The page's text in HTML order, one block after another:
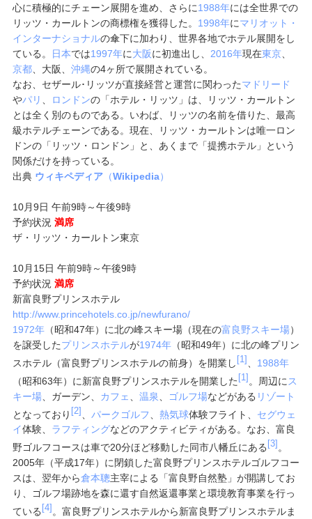
心に積極的にチェーン展開を進め、さらに1988年には全世界での
リッツ・カールトンの商標権を獲得した。 1998年にマリオット・
インターナショナルの傘下に加わり、世界各地でホテル展開をし
ている。
日本では1997年に大阪に初進出し、 2016年現在東京、
京都、大阪、 沖縄の4ヶ所で展開されている。
なお、セザール･リッツが直接経営と運営に関わったマドリード
やパリ 、 ロンドンの「ホテル・リッツ」は、リッツ・カールトン
とは全く別のものである。いわば、リッツの名前を借りた、最高
級ホテルチェーンである。現在、リッツ・カールトンは唯一ロン
ドンの「リッツ・ロンドン」と、あくまで「提携ホテル」という
関係だけを持っている。
出典 ウィキペディア（Wikipedia）
10月9日 午前9時～午後9時
予約状況 満席
ザ・リッツ・カールトン東京
10月15日 午前9時～午後9時
予約状況 満席
新富良野プリンスホテル
http://www.princehotels.co.jp/newfurano/
1972年（昭和47年）に北の峰スキー場（現在の富良野スキー場）
を譲受したプリンスホテルが1974年（昭和49年）に北の峰プリン
スホテル（富良野プリンスホテルの前身）を開業し [1]
1988年
（昭和63年）に新富良野プリンスホテルを開業した [1] 。周辺に ス
キー場、ガーデン、 カフェ 温泉 ゴルフ場などがある リゾート
となっており [2] パークゴルフ 熱気球体験フライト、 セグウェ
イ体験、 ラフティングなどのアクティビティがある。なお、富良
野ゴルフコースは車で20分ほど移動した同市八幡丘にある [3] 。
2005年（平成17年）に閉鎖した富良野プリンスホテルゴルフコー
スは、翌年から倉本聰主宰による「富良野自然塾」が開講してお
り、ゴルフ場跡地を森に還す自然返還事業と環境教育事業を行っ
ている [4] 。富良野プリンスホテルから新富良野プリンスホテルま